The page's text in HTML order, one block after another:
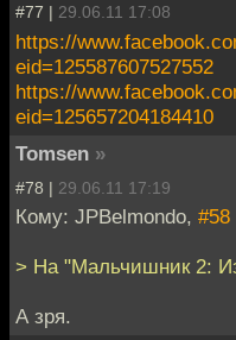
#77 | 29.06.11 17:08
https://
eid=125587607527552
https://
eid=125657204184410
Tomsen »
#78 | 29.06.11 17:19
Кому: JPBelmondo, #58
> На "Мальчишник 2:
А зря.